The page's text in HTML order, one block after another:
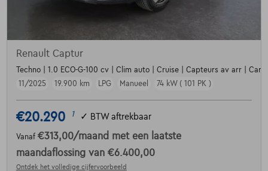
Renault Captur
Techno | 1.0 ECO-G-100 cv | Clim auto | Cruise | Capteurs av arr |
11/2025
19.900 km LPG Manueel 74 kW ( 101 PK )
€20.290 1 ✓ BTW aftrekbaar
Vanaf €313,00/maand met een laatste
maandaflossing van €6.400,00
Ontdek het volledige cijfervoorbeeld